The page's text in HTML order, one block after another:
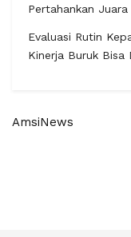
Pertahankan
Evaluasi Rutin
Kinerja Buruk Bisa
AmsiNews